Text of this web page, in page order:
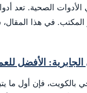
الصحية. تعد
في هذا
الأفضل
بالكويت، فإن أول ما